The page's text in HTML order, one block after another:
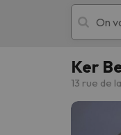
Ker
13 rue de